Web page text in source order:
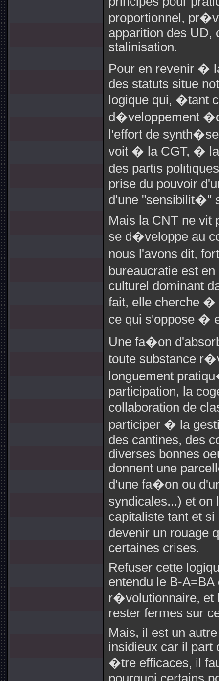
proportionnel,
apparition des UD,
stalinisation.
Pour en revenir �
des statuts situe
logique qui, �tant
d�veloppement
l'effort de
voit � la CGT, �
des partis
prise du pouvoir
d'une "sensibilit�"
Mais la CNT ne vit
se d�veloppe au
nous l'avons dit,
bureaucratie est
culturel dominant
fait, elle cherche
ce qui s'oppose �
Une fa�on
toute substance
longuement
participation, la
collaboration de
participer � la
des cantines, des
diverses bonnes
donnent une
d'une fa�on ou
syndicales...) et
capitaliste tant et
devenir un rouage
certaines crises.
Refuser cette
entendu le B-
r�volutionnaire, et
rester fermes sur
Mais, il est un
insidieux car il part
�tre efficaces, il
pourquoi certains